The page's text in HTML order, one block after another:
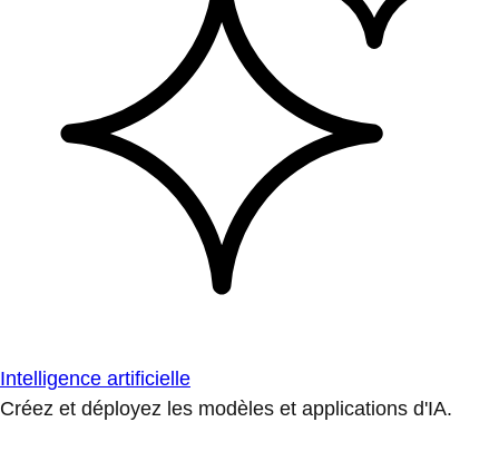
Intelligence artificielle
Créez et déployez les modèles et applications d'IA.